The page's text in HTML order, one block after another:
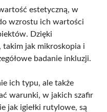
estetyczną, w
wzrostu ich wartości
Dzięki
takim jak mikroskopia i
badanie inkluzji.
ich typu, ale także
warunki, w jakich szafir
jak igiełki rutylowe, są